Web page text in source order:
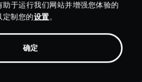
于运行我们网站并增强您体验的
定制您的设置。
确定
伺服器